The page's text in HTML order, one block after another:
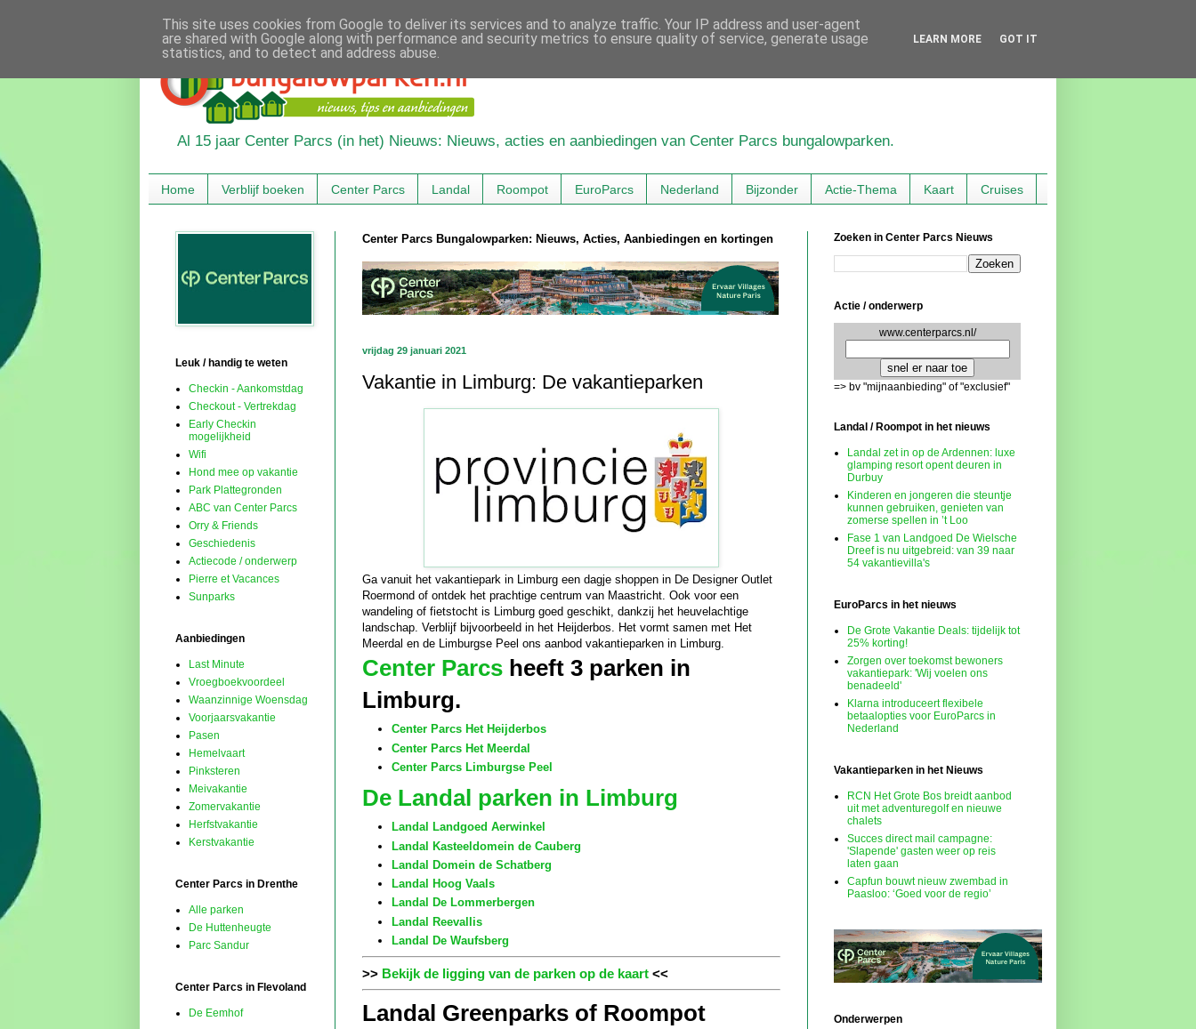
Al 15 jaar Center Parcs (in het) Nieuws: Nieuws, acties en aanbiedingen van Center Parcs bungalowparken.
Home Verblijf boeken Center Parcs Landal Roompot EuroParcs Nederland Bijzonder Actie-Thema Kaart Cruises
Center Parcs Bungalowparken: Nieuws, Acties, Aanbiedingen en kortingen
vrijdag 29 januari 2021
Vakantie in Limburg: De vakantieparken
Ga vanuit het vakantiepark in Limburg een dagje shoppen in De Designer Outlet
Roermond of ontdek het prachtige centrum van Maastricht. Ook voor een
wandeling of fietstocht is Limburg goed geschikt, dankzij het heuvelachtige
landschap. Verblijf bijvoorbeeld in het Heijderbos. Het vormt samen met Het
Meerdal en de Limburgse Peel ons aanbod vakantieparken in Limburg.
Center Parcs heeft 3 parken in
Limburg.
Center Parcs Het Heijderbos
Center Parcs Het Meerdal
Center Parcs Limburgse Peel
De Landal parken in Limburg
Landal Landgoed Aerwinkel
Landal Kasteeldomein de Cauberg
Landal Domein de Schatberg
Landal Hoog Vaals
Landal De Lommerbergen
Landal Reevallis
Landal De Waufsberg
>> Bekijk de ligging van de parken op de kaart <<
Landal Greenparks of Roompot
Leuk / handig te weten
Checkin - Aankomstdag
Checkout - Vertrekdag
Early Checkin
mogelijkheid
Wifi
Hond mee op vakantie
Park Plattegronden
ABC van Center Parcs
Orry & Friends
Geschiedenis
Actiecode / onderwerp
Pierre et Vacances
Sunparks
Aanbiedingen
Last Minute
Vroegboekvoordeel
Waanzinnige Woensdag
Voorjaarsvakantie
Pasen
Hemelvaart
Pinksteren
Meivakantie
Zomervakantie
Herfstvakantie
Kerstvakantie
Center Parcs in Drenthe
Alle parken
De Huttenheugte
Parc Sandur
Center Parcs in Flevoland
De Eemhof
Zoeken in Center Parcs Nieuws
Actie / onderwerp
www.centerparcs.nl/
=> bv "mijnaanbieding" of "exclusief"
Landal / Roompot in het nieuws
Landal zet in op de Ardennen: luxe
glamping resort opent deuren in
Durbuy
Kinderen en jongeren die steuntje
kunnen gebruiken, genieten van
zomerse spellen in ’t Loo
Fase 1 van Landgoed De Wielsche
Dreef is nu uitgebreid: van 39 naar
54 vakantievilla's
EuroParcs in het nieuws
De Grote Vakantie Deals: tijdelijk tot
25% korting!
Zorgen over toekomst bewoners
vakantiepark: 'Wij voelen ons
benadeeld'
Klarna introduceert flexibele
betaalopties voor EuroParcs in
Nederland
Vakantieparken in het Nieuws
RCN Het Grote Bos breidt aanbod
uit met adventuregolf en nieuwe
chalets
Succes direct mail campagne:
'Slapende' gasten weer op reis
laten gaan
Capfun bouwt nieuw zwembad in
Paasloo: ‘Goed voor de regio’
Onderwerpen
This site uses cookies from Google to deliver its services and to analyze traffic. Your IP address and user-agent
are shared with Google along with performance and security metrics to ensure quality of service, generate usage
statistics, and to detect and address abuse.
LEARN MORE GOT IT